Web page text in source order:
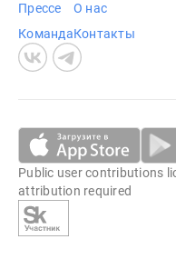
Прессе
Команда
О нас
Контакты
Public user contributions
attribution required